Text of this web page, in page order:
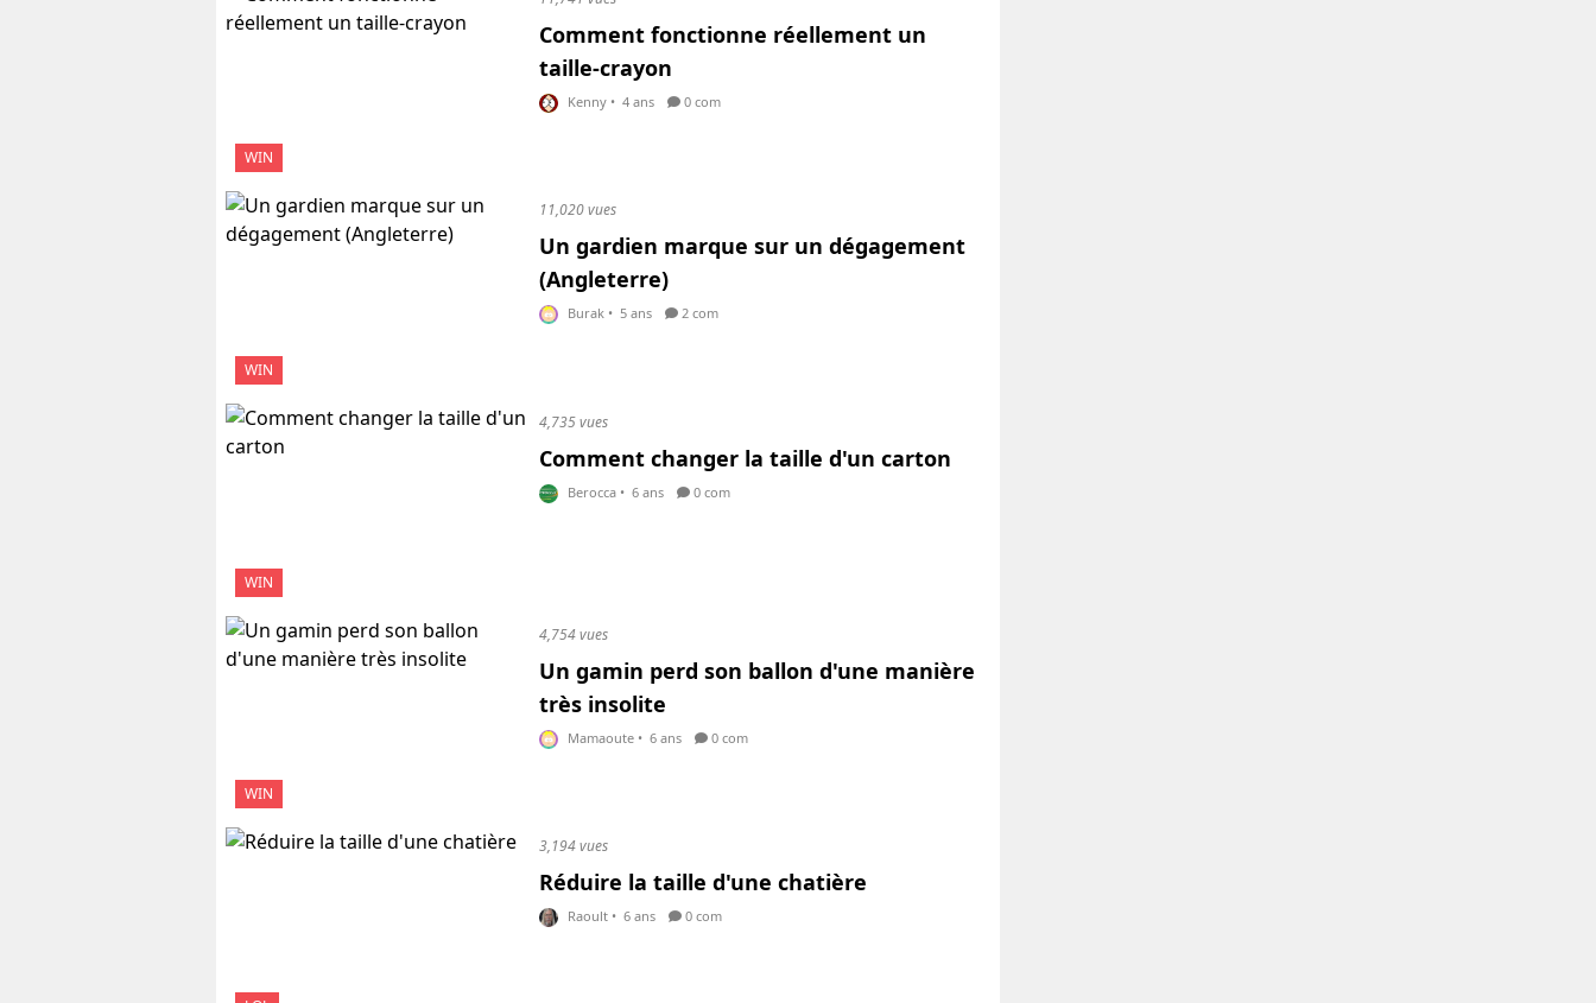
WIN
Comment fonctionne réellement un
taille-crayon
Kenny • 4 ans 0 com
WIN
11,020 vues
Un gardien marque sur un dégagement
(Angleterre)
Burak • 5 ans 2 com
WIN
4,735 vues
Comment changer la taille d'un carton
Berocca • 6 ans 0 com
WIN
4,754 vues
Un gamin perd son ballon d'une manière
très insolite
Mamaoute • 6 ans 0 com
3,194 vues
Réduire la taille d'une chatière
Raoult • 6 ans 0 com